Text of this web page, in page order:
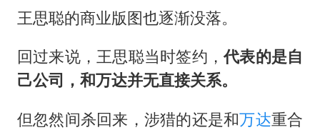
王思聪的商业版图也逐渐没落。
回过来说，王思聪当时签约，代表的是自
己公司，和万达并无直接关系。
但忽然间杀回来，涉猎的还是和万达重合